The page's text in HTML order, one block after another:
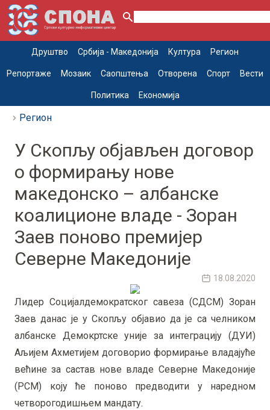
Друштво Србија - Македонија Култура Регион
Репортаже Мозаик Саопштења Отворена Спорт Вести
Политика Економија
Регион
У Скопљу објављен договор
о формирању нове
македонско – албанске
коалиционе владе - Зоран
Заев поново премијер
Северне Македоније
18.08.2020
Лидер Социјалдемократског савеза (СДСМ) Зоран
Заев данас је у Скопљу објавио да је са челником
албанске Демокртске уније за интеграцију (ДУИ)
Аљијем Ахметијем договорио формирање владајуће
већине за састав нове владе Северне Македоније
(РСМ) коју ће поново предводити у наредном
четворогодишњем мандату.